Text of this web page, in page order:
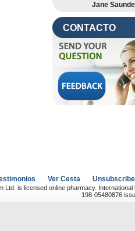
Jane
CONTACTO
Ver Cesta Unsubscribe
is licensed online pharmacy. International
198-05480876